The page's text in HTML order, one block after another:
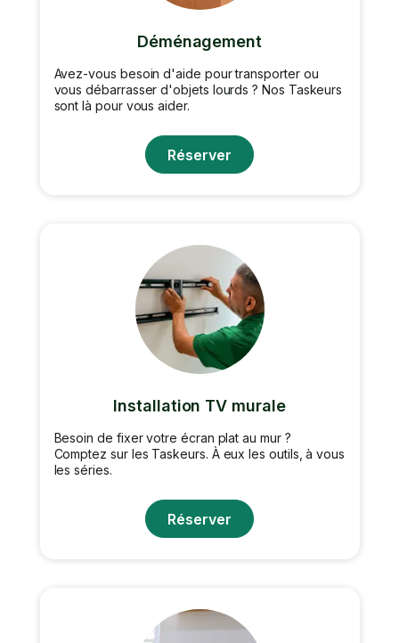
Déménagement
Avez-vous besoin d'aide pour transporter ou
vous débarrasser d'objets lourds ? Nos Taskeurs
sont là pour vous aider.
Réserver
Installation TV murale
Besoin de fixer votre écran plat au mur ?
Comptez sur les Taskeurs. À eux les outils, à vous
les séries.
Réserver